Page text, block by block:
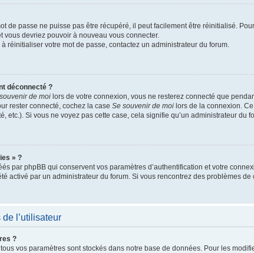
de passe ne puisse pas être récupéré, il peut facilement être réinitialisé.
vous devriez pouvoir à nouveau vous connecter.
réinitialiser votre mot de passe, contactez un administrateur du forum.
déconnecté ?
de moi lors de votre connexion, vous ne resterez connecté que
rester connecté, cochez la case Se souvenir de moi lors de la connexion.
etc.). Si vous ne voyez pas cette case, cela signifie qu’un administrateur du
» ?
par phpBB qui conservent vos paramètres d’authentification et votre
activé par un administrateur du forum. Si vous rencontrez des problèmes
l’utilisateur
?
vos paramètres sont stockés dans notre base de données. Pour les